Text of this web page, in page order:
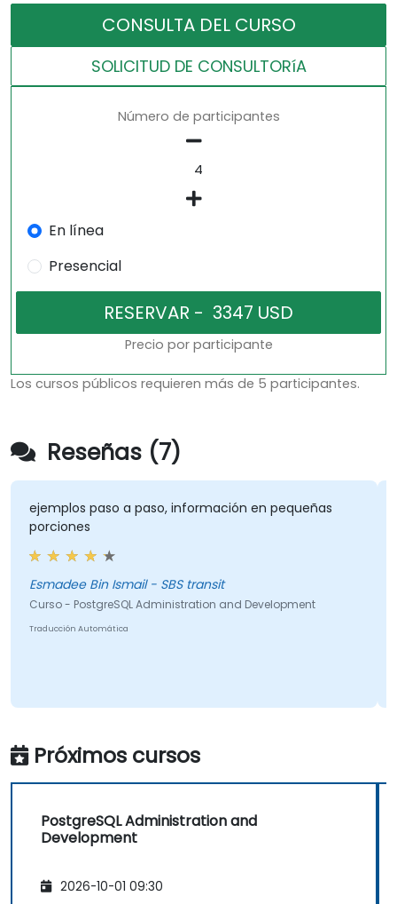
CONSULTA DEL CURSO
SOLICITUD DE CONSULTORíA
Número de participantes
En línea
Presencial
Precio por participante
Los cursos públicos requieren más de 5 participantes.
Reseñas (7)
ejemplos paso a paso, información en pequeñas
porciones
Esmadee Bin Ismail - SBS transit
Curso - PostgreSQL Administration and Development
Traducción Automática
Próximos cursos
PostgreSQL Administration and
Development
2026-10-01 09:30